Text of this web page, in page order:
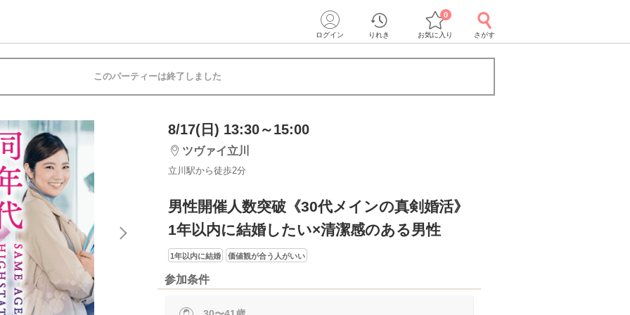
ログイン りれき お気に入り
0
さがす
このパーティーは終了しました
8/17(日) 13:30～15:00
ツヴァイ立川
立川駅から徒歩2分
男性開催人数突破《30代メインの真剣婚活》
1年以内に結婚したい×清潔感のある男性
1年以内に結婚 価値観が合う人がいい
参加条件